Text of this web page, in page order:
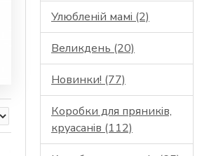
Улюбленій мамі (2)
Великдень (20)
Новинки! (77)
Коробки для пряників,
круасанів (112)